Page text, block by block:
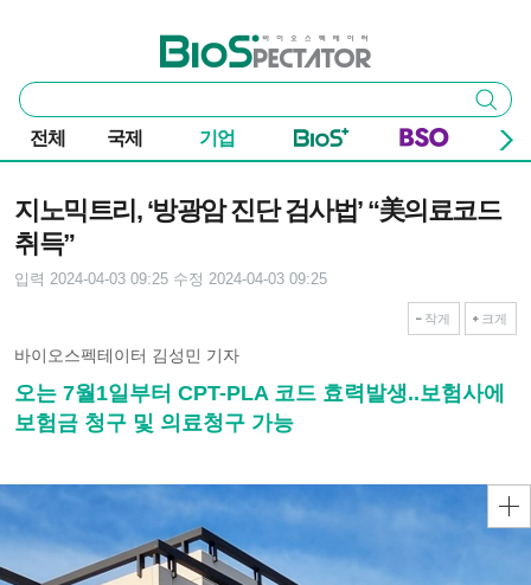
바이오스펙테이터
통
합
검
색
검색
전체 국제 기업
지노믹트리, ‘방광암 진단 검사법’ “美의료코드
취득”
입력 2024-04-03 09:25 수정 2024-04-03 09:25
작게 크게
바이오스펙테이터 김성민 기자
오는 7월1일부터 CPT-PLA 코드 효력발생..보험사에
보험금 청구 및 의료청구 가능